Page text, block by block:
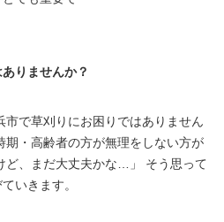
りませんか？
で草刈りにお困りではありません
期・高齢者の方が無理をしない方が
ど、まだ大丈夫かな…」 そう思って
いきます。